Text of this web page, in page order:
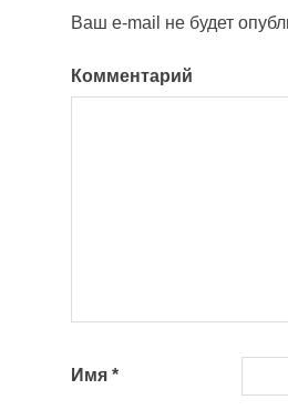
Ваш e-mail не будет
Комментарий
Имя *